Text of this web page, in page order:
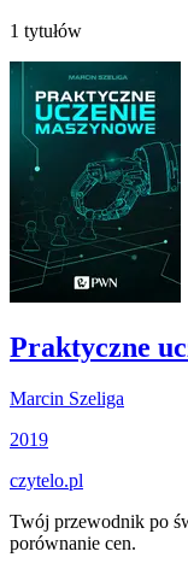
1 tytułów
Praktyczne
Marcin Szeliga
2019
czytelo.pl
Twój przewodnik po
porównanie cen.